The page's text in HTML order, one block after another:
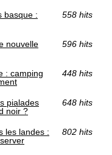
basque :
558 hits
nouvelle
596 hits
: camping
448 hits
pialades
noir ?
648 hits
les landes :
802 hits